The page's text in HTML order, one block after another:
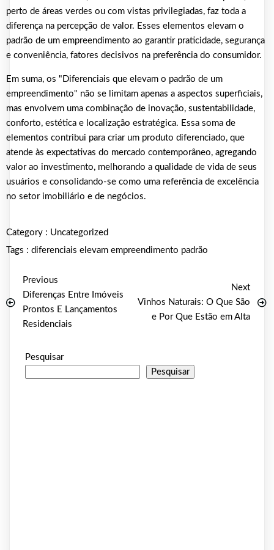
perto de áreas verdes ou com vistas privilegiadas, faz toda a
diferença na percepção de valor. Esses elementos elevam o
padrão de um empreendimento ao garantir praticidade, segurança
e conveniência, fatores decisivos na preferência do consumidor.
Em suma, os "Diferenciais que elevam o padrão de um
empreendimento" não se limitam apenas a aspectos superficiais,
mas envolvem uma combinação de inovação, sustentabilidade,
conforto, estética e localização estratégica. Essa soma de
elementos contribui para criar um produto diferenciado, que
atende às expectativas do mercado contemporâneo, agregando
valor ao investimento, melhorando a qualidade de vida de seus
usuários e consolidando-se como uma referência de excelência
no setor imobiliário e de negócios.
Category : Uncategorized
Tags : diferenciais elevam empreendimento padrão
Previous
Diferenças Entre Imóveis
Prontos E Lançamentos
Residenciais
Next
Vinhos Naturais: O Que São
e Por Que Estão em Alta
Pesquisar
Pesquisar